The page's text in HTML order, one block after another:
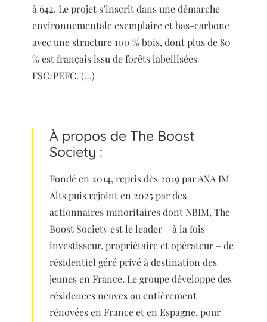
à 642. Le projet s’inscrit dans une démarche
environnementale exemplaire et bas-carbone
avec une structure 100 % bois, dont plus de 80
% est français issu de forêts labellisées
FSC/PEFC. (…)
À propos de The Boost
Society :
Fondé en 2014, repris dès 2019 par AXA IM
Alts puis rejoint en 2025 par des
actionnaires minoritaires dont NBIM, The
Boost Society est le leader – à la fois
investisseur, propriétaire et opérateur – de
résidentiel géré privé à destination des
jeunes en France. Le groupe développe des
résidences neuves ou entièrement
rénovées en France et en Espagne, pour